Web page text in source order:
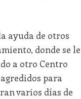
ayuda de otros
donde se le
a otro Centro
para
varios días de